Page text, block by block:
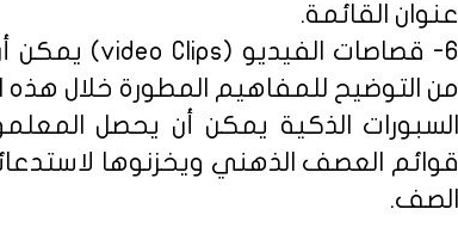
عنوان القائمة.
من التوضيح للمفاهيم المطورة خلال هذه
السبورات الذكية يمكن أن يحصل
قوائم العصف الذهني ويخزنوها
الصف.